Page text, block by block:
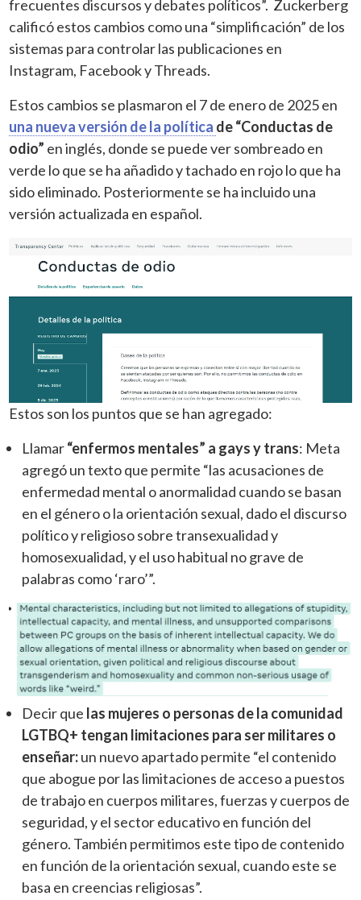
frecuentes discursos y debates políticos”. Zuckerberg
calificó estos cambios como una “simplificación” de los
sistemas para controlar las publicaciones en
Instagram, Facebook y Threads.
Estos cambios se plasmaron el 7 de enero de 2025 en
una nueva versión de la política de “Conductas de
odio” en inglés, donde se puede ver sombreado en
verde lo que se ha añadido y tachado en rojo lo que ha
sido eliminado. Posteriormente se ha incluido una
versión actualizada en español.
Estos son los puntos que se han agregado:
Llamar“enfermos mentales” a gays y trans: Meta
agregó un texto que permite “las acusaciones de
enfermedad mental o anormalidad cuando se basan
en el género o la orientación sexual, dado el discurso
político y religioso sobre transexualidad y
homosexualidad, y el uso habitual no grave de
palabras como ‘raro’”.
Decir que las mujeres o personas de la comunidad
LGTBQ+ tengan limitaciones para ser militares o
enseñar:un nuevo apartado permite “el contenido
que abogue por las limitaciones de acceso a puestos
de trabajo en cuerpos militares, fuerzas y cuerpos de
seguridad, y el sector educativo en función del
género. También permitimos este tipo de contenido
en función de la orientación sexual, cuando este se
basa en creencias religiosas”.